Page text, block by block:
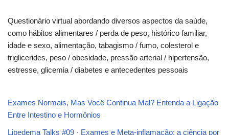
Questionário virtual abordando diversos aspectos da saúde,
como hábitos alimentares / perda de peso, histórico familiar,
idade e sexo, alimentação, tabagismo / fumo, colesterol e
triglicerides, peso / obesidade, pressão arterial / hipertensão,
estresse, glicemia / diabetes e antecedentes pessoais
Exames Normais, Mas Você Continua Mal? Entenda a Ligação
Entre Intestino e Hormônios
Lipedema Talks #09 · Exames e Meta-inflamação: a ciência por